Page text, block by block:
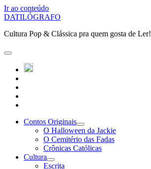
Ir ao conteúdo
DATILÓGRAFO
Cultura Pop & Clássica pra quem gosta de Ler!
abrir
menu
principal
twitter
Contos Originais
abrir
submenu
O Halloween da Jackie
O Cemitério das Fadas
Crônicas Católicas
Cultura
abrir
Escrita